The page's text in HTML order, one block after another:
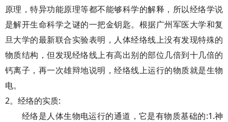
原理，特异功能原理等都不能够科学的解释，所以经络学说
是解开生命科学之谜的一把金钥匙。根据广州军医大学和复
旦大学的最新联合实验表明，人体经络线上没有发现特殊的
物质结构，但发现经络线上有高出别的部位几倍到十几倍的
钙离子，再一次雄辩地说明，经络线上运行的物质就是生物
电。
2。经络的实质:
经络是人体生物电运行的通道，它是有物质基础的:1.神